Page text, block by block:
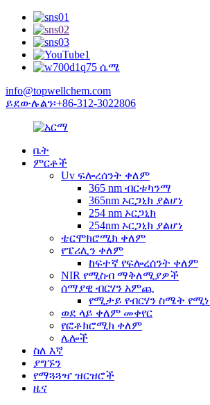
info@topwellchem.com
ይደውሉልን፡+86-312-3022806
ቤት
ምርቶች
Uv ፍሎረሰንት ቀለም
365 nm ብርቱካንማ
365nm ኦርጋኒክ ያልሆነ
254 nm ኦርጋኒክ
254nm ኦርጋኒክ ያልሆነ
ቴርሞክሮሚክ ቀለም
የፔሪሊን ቀለም
ከፍተኛ የፍሎረሰንት ቀለም
NIR የሚስብ ማቅለሚያዎች
ሰማያዊ ብርሃን አምጪ
የሚታይ የብርሃን ስሜት
ወደ ላይ ቀለም መቀየር
የፎቶክሮሚክ ቀለም
ሌሎች
ስለ እኛ
ያግኙን
የማጓጓዣ ዝርዝሮች
ዜና